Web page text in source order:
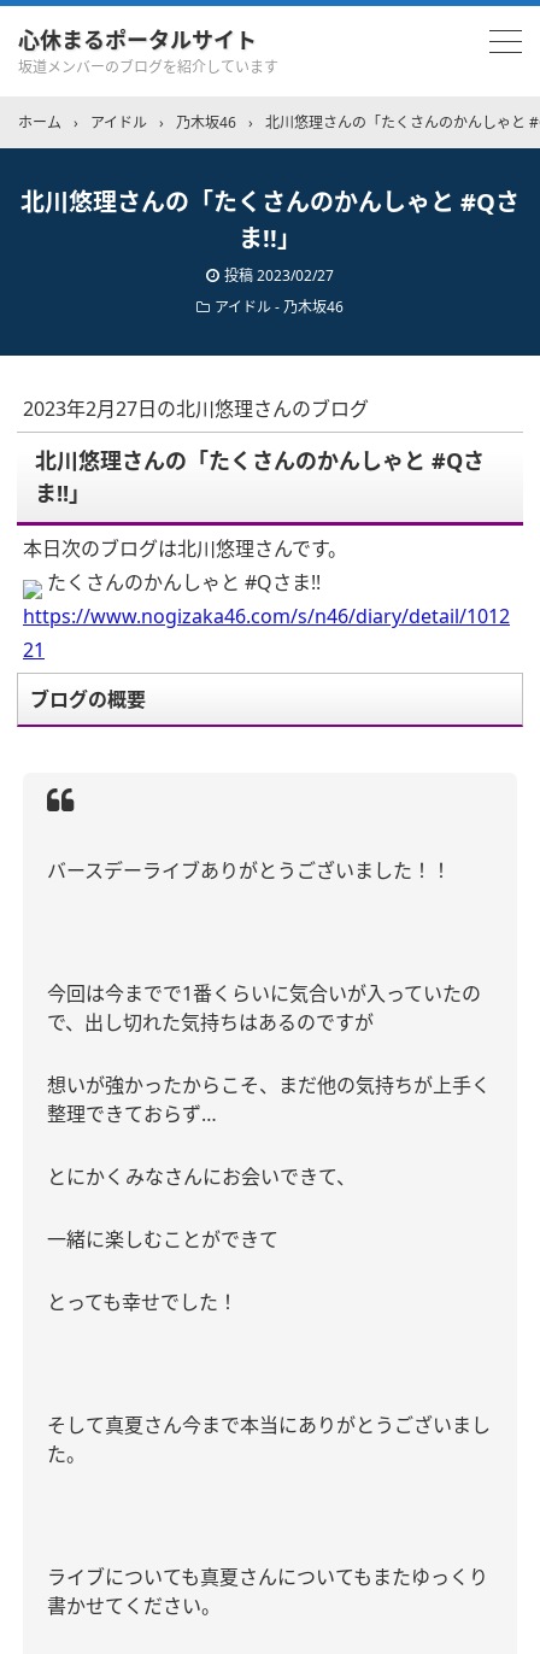
心休まるポータルサイト
坂道メンバーのブログを紹介しています
ホーム › アイドル › 乃木坂46 › 北川悠理さんの「たくさんのかんしゃと
北川悠理さんの「たくさんのかんしゃと #Qさ
ま!!」
投稿2023/02/27
アイドル - 乃木坂46
2023年2月27日の北川悠理さんのブログ
北川悠理さんの「たくさんのかんしゃと #Qさ
ま!!」
本日次のブログは北川悠理さんです。
たくさんのかんしゃと #Qさま!!
https://www.nogizaka46.com/s/n46/diary/detail/1012
21
ブログの概要
バースデーライブありがとうございました！！
今回は今までで1番くらいに気合いが入っていたの
で、出し切れた気持ちはあるのですが
想いが強かったからこそ、まだ他の気持ちが上手く
整理できておらず…
とにかくみなさんにお会いできて、
一緒に楽しむことができて
とっても幸せでした！
そして真夏さん今まで本当にありがとうございまし
た。
ライブについても真夏さんについてもまたゆっくり
書かせてください。